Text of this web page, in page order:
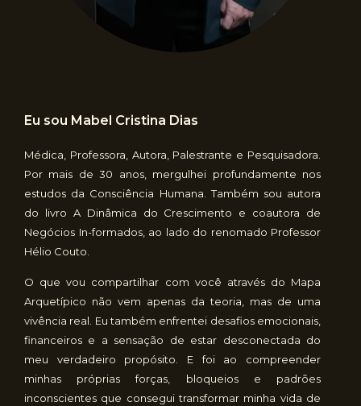
Eu sou Mabel Cristina Dias
Médica, Professora, Autora, Palestrante e Pesquisadora.
Por mais de 30 anos, mergulhei profundamente nos
estudos da Consciência Humana. Também sou autora
do livro A Dinâmica do Crescimento e coautora de
Negócios In-formados, ao lado do renomado Professor
Hélio Couto.
O que vou compartilhar com você através do Mapa
Arquetípico não vem apenas da teoria, mas de uma
vivência real. Eu também enfrentei desafios emocionais,
financeiros e a sensação de estar desconectada do
meu verdadeiro propósito. E foi ao compreender
minhas próprias forças, bloqueios e padrões
inconscientes que consegui transformar minha vida de